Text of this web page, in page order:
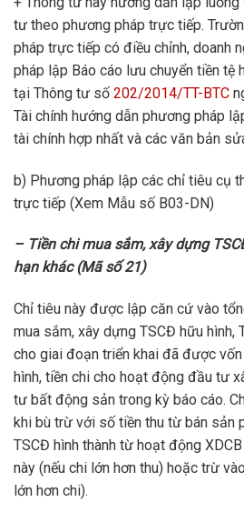
tư theo phương pháp trực tiếp.
pháp trực tiếp có điều chỉnh, doanh
pháp lập Báo cáo lưu chuyển tiền tệ
tại Thông tư số 202/2014/TT-BTC
Tài chính hướng dẫn phương pháp
tài chính hợp nhất và các văn bản
b) Phương pháp lập các chỉ tiêu cụ
trực tiếp (Xem Mẫu số B03-DN)
– Tiền chi mua sắm, xây dựng
hạn khác (Mã số 21)
Chỉ tiêu này được lập căn cứ vào
mua sắm, xây dựng TSCĐ hữu hình,
cho giai đoạn triển khai đã được
hình, tiền chi cho hoạt động đầu tư
tư bất động sản trong kỳ báo cáo.
khi bù trừ với số tiền thu từ bán sản
TSCĐ hình thành từ hoạt động
này (nếu chi lớn hơn thu) hoặc trừ
lớn hơn chi).